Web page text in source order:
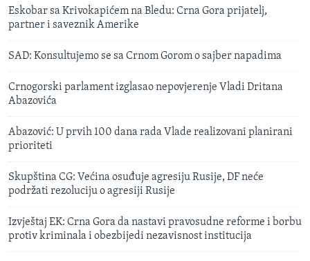
Eskobar sa Krivokapićem na Bledu: Crna Gora prijatelj,
partner i saveznik Amerike
SAD: Konsultujemo se sa Crnom Gorom o sajber napadima
Crnogorski parlament izglasao nepovjerenje Vladi Dritana
Abazovića
Abazović: U prvih 100 dana rada Vlade realizovani planirani
prioriteti
Skupština CG: Većina osuđuje agresiju Rusije, DF neće
podržati rezoluciju o agresiji Rusije
Izvještaj EK: Crna Gora da nastavi pravosudne reforme i borbu
protiv kriminala i obezbijedi nezavisnost institucija